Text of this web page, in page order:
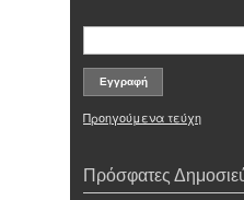
Προηγούμενα τεύχη
Πρόσφατες